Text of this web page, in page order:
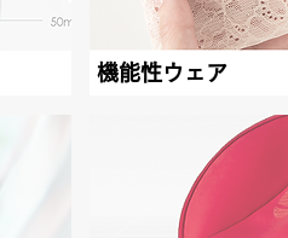
機能性ウェア